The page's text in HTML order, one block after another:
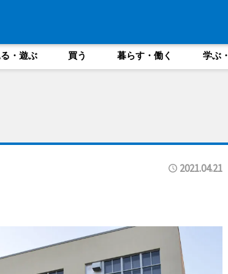
・遊ぶ 買う 暮らす・働く 学ぶ
2021.04.21